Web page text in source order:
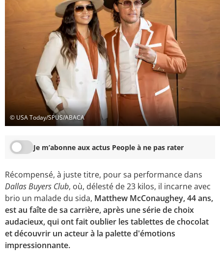
© USA Today/SPUS/ABACA
Je m’abonne aux actus People à ne pas rater
Récompensé, à juste titre, pour sa performance dans
Dallas Buyers Club, où, délesté de 23 kilos, il incarne avec
brio un malade du sida, Matthew McConaughey, 44 ans,
est au faîte de sa carrière, après une série de choix
audacieux, qui ont fait oublier les tablettes de chocolat
et découvrir un acteur à la palette d'émotions
impressionnante.